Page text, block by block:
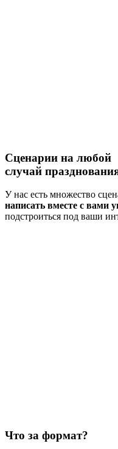
Сценарии на любой
случай
У нас есть множество
написать вместе с вами
подстроиться под ваши
Что за формат?